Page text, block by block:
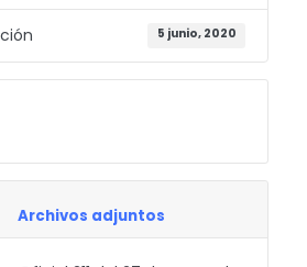
5 junio, 2020
Archivos adjuntos